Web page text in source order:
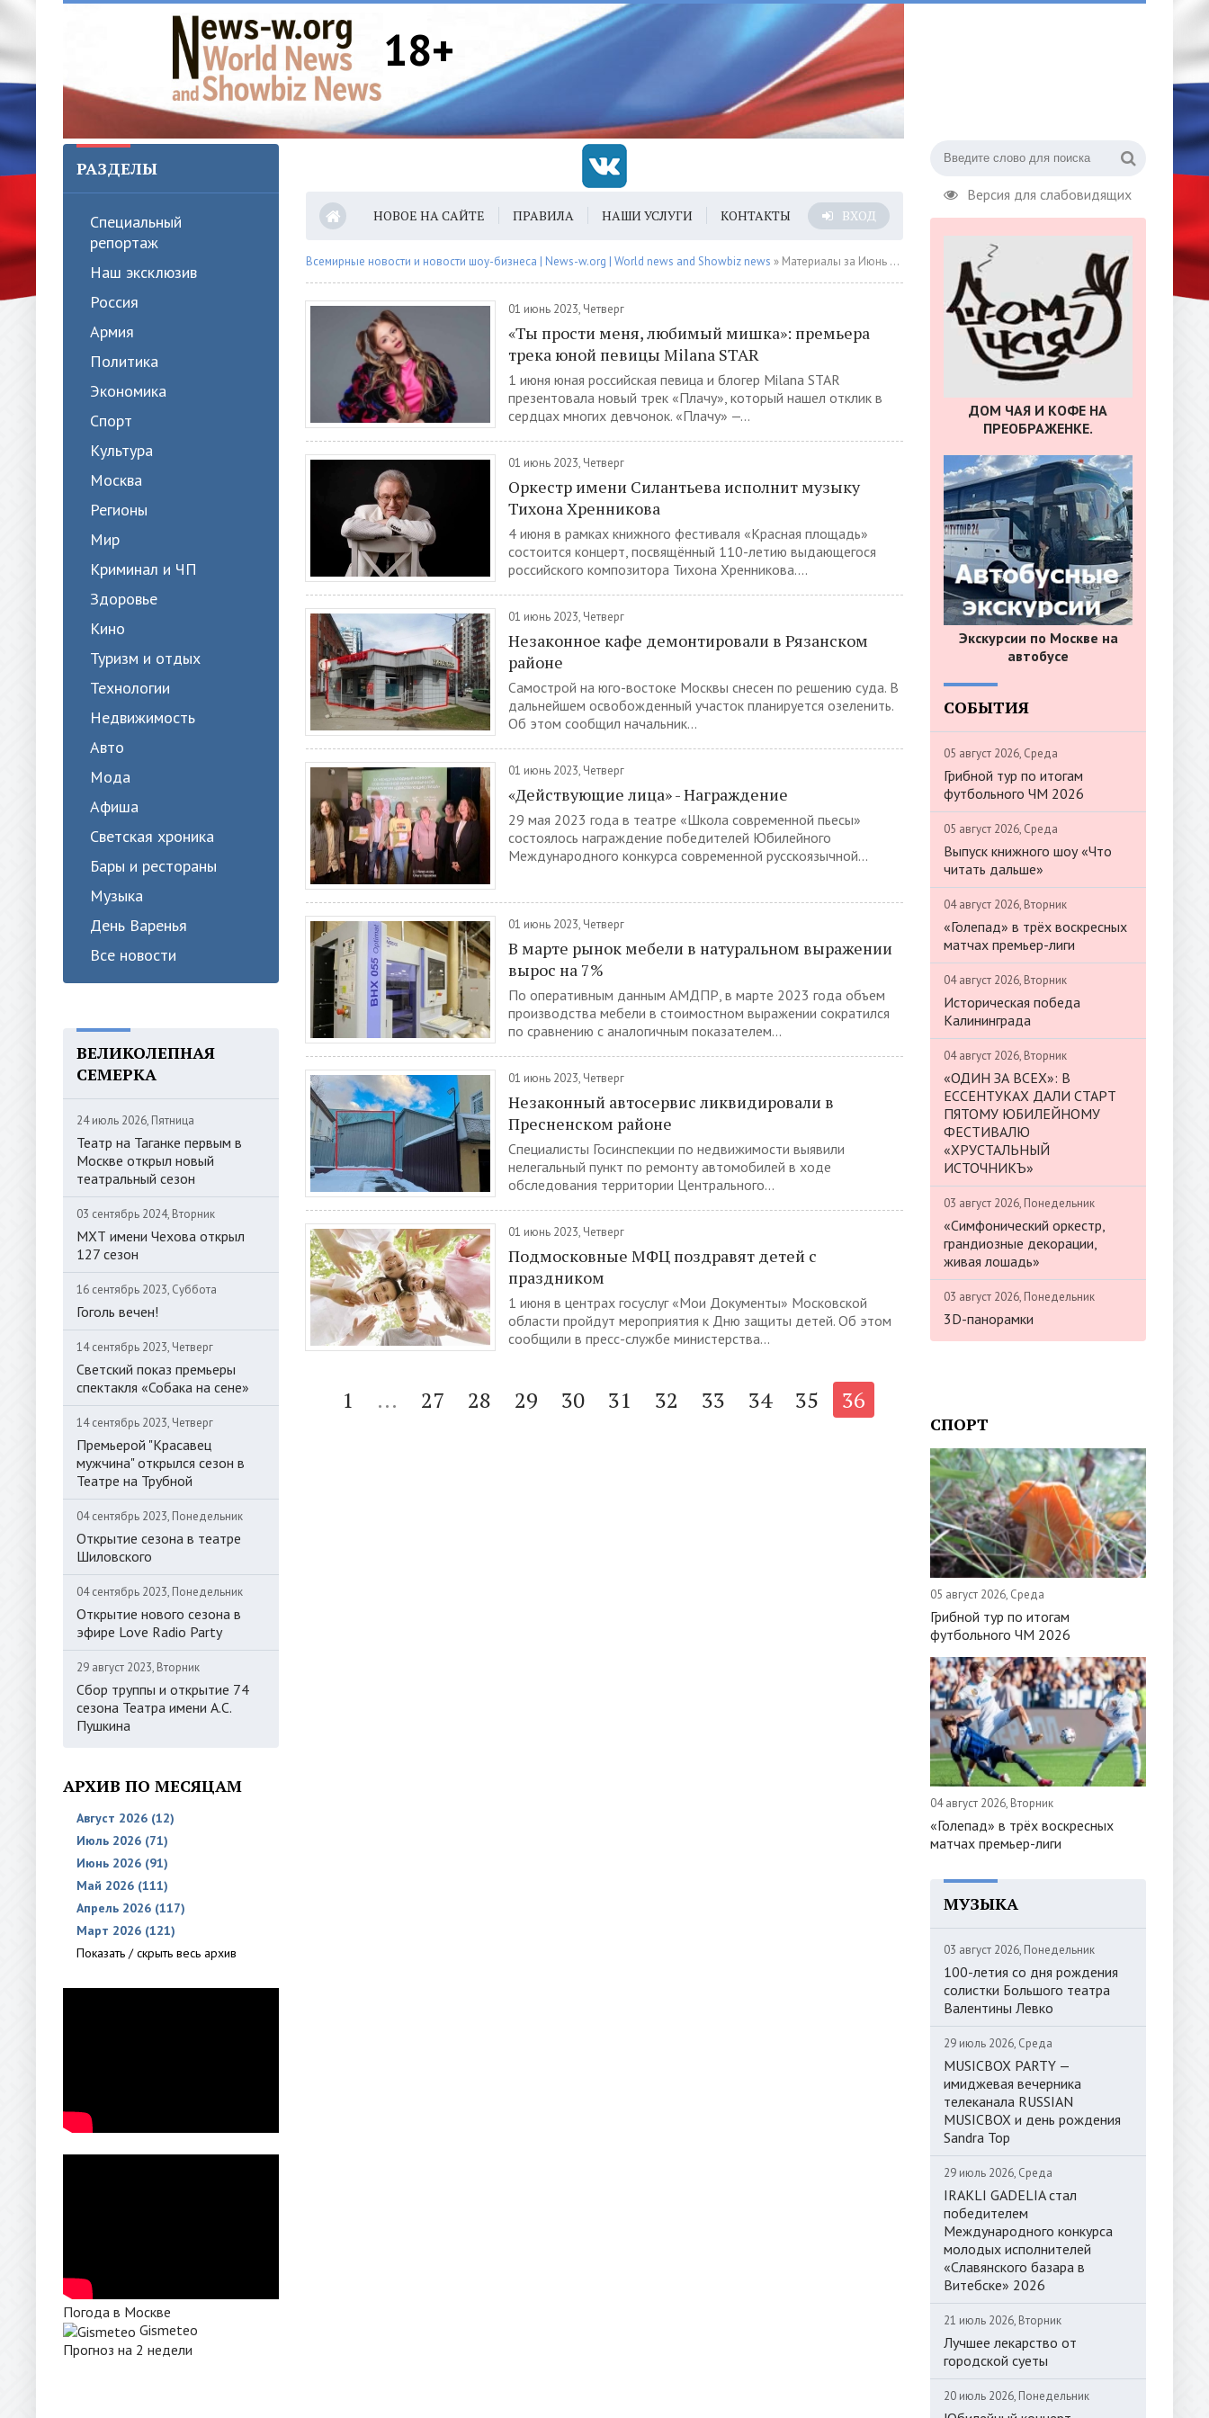
18+
Версия для слабовидящих
РАЗДЕЛЫ
Специальный
репортаж
Наш эксклюзив
Россия
Армия
Политика
Экономика
Спорт
Культура
Москва
Регионы
Мир
Криминал и ЧП
Здоровье
Кино
Туризм и отдых
Технологии
Недвижимость
Авто
Мода
Афиша
Светская хроника
Бары и рестораны
Музыка
День Варенья
Все новости
ВЕЛИКОЛЕПНАЯ
СЕМЕРКА
24 июль 2026, Пятница
Театр на Таганке первым в
Москве открыл новый
театральный сезон
03 сентябрь 2024, Вторник
МХТ имени Чехова открыл
127 сезон
16 сентябрь 2023, Суббота
Гоголь вечен!
14 сентябрь 2023, Четверг
Светский показ премьеры
спектакля «Собака на сене»
14 сентябрь 2023, Четверг
Премьерой "Красавец
мужчина" открылся сезон в
Театре на Трубной
04 сентябрь 2023, Понедельник
Открытие сезона в театре
Шиловского
04 сентябрь 2023, Понедельник
Открытие нового сезона в
эфире Love Radio Party
29 август 2023, Вторник
Сбор труппы и открытие 74
сезона Театра имени А.С.
Пушкина
АРХИВ ПО МЕСЯЦАМ
Август 2026 (12)
Июль 2026 (71)
Июнь 2026 (91)
Май 2026 (111)
Апрель 2026 (117)
Март 2026 (121)
Показать / скрыть весь архив
Погода в Москве
Gismeteo
Прогноз на 2 недели
НОВОЕ НА САЙТЕ ПРАВИЛА НАШИ УСЛУГИ КОНТАКТЫ ВХОД
Всемирные новости и новости шоу-бизнеса | News-w.org | World news and Showbiz news » Материалы за Июнь 2023 года » Страница 36
01 июнь 2023, Четверг
«Ты прости меня, любимый мишка»: премьера
трека юной певицы Milana STAR
1 июня юная российская певица и блогер Milana STAR
презентовала новый трек «Плачу», который нашел отклик в
сердцах многих девчонок. «Плачу» —...
01 июнь 2023, Четверг
Оркестр имени Силантьева исполнит музыку
Тихона Хренникова
4 июня в рамках книжного фестиваля «Красная площадь»
состоится концерт, посвящённый 110-летию выдающегося
российского композитора Тихона Хренникова....
01 июнь 2023, Четверг
Незаконное кафе демонтировали в Рязанском
районе
Самострой на юго-востоке Москвы снесен по решению суда. В
дальнейшем освобожденный участок планируется озеленить.
Об этом сообщил начальник...
01 июнь 2023, Четверг
«Действующие лица» - Награждение
29 мая 2023 года в театре «Школа современной пьесы»
состоялось награждение победителей Юбилейного
Международного конкурса современной русскоязычной...
01 июнь 2023, Четверг
В марте рынок мебели в натуральном выражении
вырос на 7%
По оперативным данным АМДПР, в марте 2023 года объем
производства мебели в стоимостном выражении сократился
по сравнению с аналогичным показателем...
01 июнь 2023, Четверг
Незаконный автосервис ликвидировали в
Пресненском районе
Специалисты Госинспекции по недвижимости выявили
нелегальный пункт по ремонту автомобилей в ходе
обследования территории Центрального...
01 июнь 2023, Четверг
Подмосковные МФЦ поздравят детей с
праздником
1 июня в центрах госуслуг «Мои Документы» Московской
области пройдут мероприятия к Дню защиты детей. Об этом
сообщили в пресс-службе министерства...
1 ... 27 28 29 30 31 32 33 34 35 36
ДОМ ЧАЯ И КОФЕ НА
ПРЕОБРАЖЕНКЕ.
Экскурсии по Москве на
автобусе
СОБЫТИЯ
05 август 2026, Среда
Грибной тур по итогам
футбольного ЧМ 2026
05 август 2026, Среда
Выпуск книжного шоу «Что
читать дальше»
04 август 2026, Вторник
«Голепад» в трёх воскресных
матчах премьер-лиги
04 август 2026, Вторник
Историческая победа
Калининграда
04 август 2026, Вторник
«ОДИН ЗА ВСЕХ»: В
ЕССЕНТУКАХ ДАЛИ СТАРТ
ПЯТОМУ ЮБИЛЕЙНОМУ
ФЕСТИВАЛЮ
«ХРУСТАЛЬНЫЙ
ИСТОЧНИКЪ»
03 август 2026, Понедельник
«Симфонический оркестр,
грандиозные декорации,
живая лошадь»
03 август 2026, Понедельник
3D-панорамки
СПОРТ
05 август 2026, Среда
Грибной тур по итогам
футбольного ЧМ 2026
04 август 2026, Вторник
«Голепад» в трёх воскресных
матчах премьер-лиги
МУЗЫКА
03 август 2026, Понедельник
100-летия со дня рождения
солистки Большого театра
Валентины Левко
29 июль 2026, Среда
MUSICBOX PARTY —
имиджевая вечерника
телеканала RUSSIAN
MUSICBOX и день рождения
Sandra Top
29 июль 2026, Среда
IRAKLI GADELIA стал
победителем
Международного конкурса
молодых исполнителей
«Славянского базара в
Витебске» 2026
21 июль 2026, Вторник
Лучшее лекарство от
городской суеты
20 июль 2026, Понедельник